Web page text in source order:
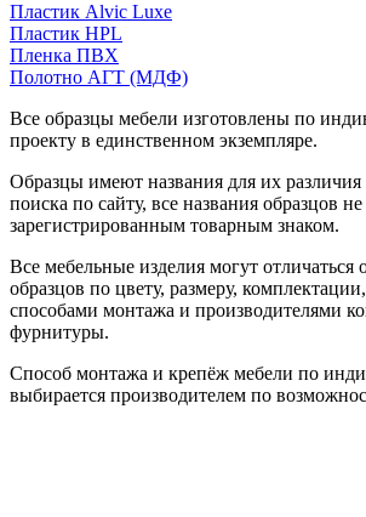
Пластик Alvic Luxe
Пластик HPL
Пленка ПВХ
Полотно АГТ (МДФ)
Все образцы мебели изготовлены по
проекту в единственном экземпляре.
Образцы имеют названия для их различия
поиска по сайту, все названия образцов
зарегистрированным товарным знаком.
Все мебельные изделия могут отличаться
образцов по цвету, размеру,
способами монтажа и производителями
фурнитуры.
Способ монтажа и крепёж мебели по
выбирается производителем по